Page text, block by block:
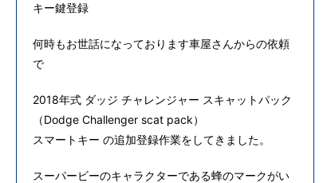
キー鍵登録
何時もお世話になっております車屋さんからの依頼
で
2018年式 ダッジ チャレンジャー スキャットパック
（Dodge Challenger scat pack）
スマートキー の追加登録作業をしてきました。
スーパービーのキャラクターである蜂のマークがい